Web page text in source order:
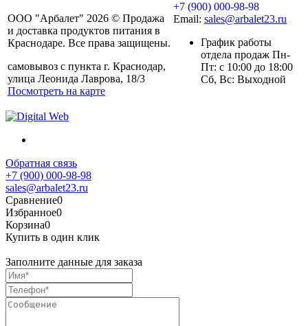
ООО "Арбалет" 2026 © Продажа
и доставка продуктов питания в
Краснодаре. Все права защищены.
самовывоз с пункта г. Краснодар,
улица Леонида Лаврова, 18/3
Посмотреть на карте
+7 (900) 000-98-98
Email: sales@arbalet23.ru
График работы
отдела продаж Пн-
Пт: с 10:00 до 18:00
Сб, Вс: Выходной
Обратная связь
+7 (900) 000-98-98
sales@arbalet23.ru
Сравнение0
Избранное0
Корзина0
Купить в один клик
Заполните данные для заказа